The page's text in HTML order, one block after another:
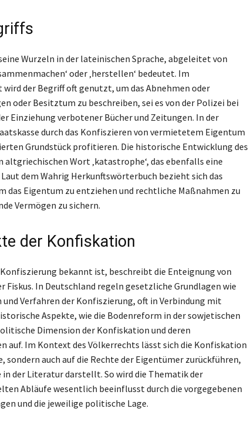
Wurzeln in der lateinischen Sprache, abgeleitet von
oder ‚herstellen‘ bedeutet. Im
der Begriff oft genutzt, um das Abnehmen oder
oder Besitztum zu beschreiben, sei es von der Polizei bei
Einziehung verbotener Bücher und Zeitungen. In der
durch das Konfiszieren von vermietetem Eigentum
Grundstück profitieren. Die historische Entwicklung des
altgriechischen Wort ‚katastrophe‘, das ebenfalls eine
dem Wahrig Herkunftswörterbuch bezieht sich das
das Eigentum zu entziehen und rechtliche Maßnahmen zu
Vermögen zu sichern.
der Konfiskation
bekannt ist, beschreibt die Enteignung von
Fiskus. In Deutschland regeln gesetzliche Grundlagen wie
und Verfahren der Konfiszierung, oft in Verbindung mit
Aspekte, wie die Bodenreform in der sowjetischen
Dimension der Konfiskation und deren
auf. Im Kontext des Völkerrechts lässt sich die Konfiskation
auch auf die Rechte der Eigentümer zurückführen,
der Literatur darstellt. So wird die Thematik der
Abläufe wesentlich beeinflusst durch die vorgegebenen
und die jeweilige politische Lage.